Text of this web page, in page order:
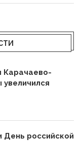
Карачаево-
увеличился
День российской